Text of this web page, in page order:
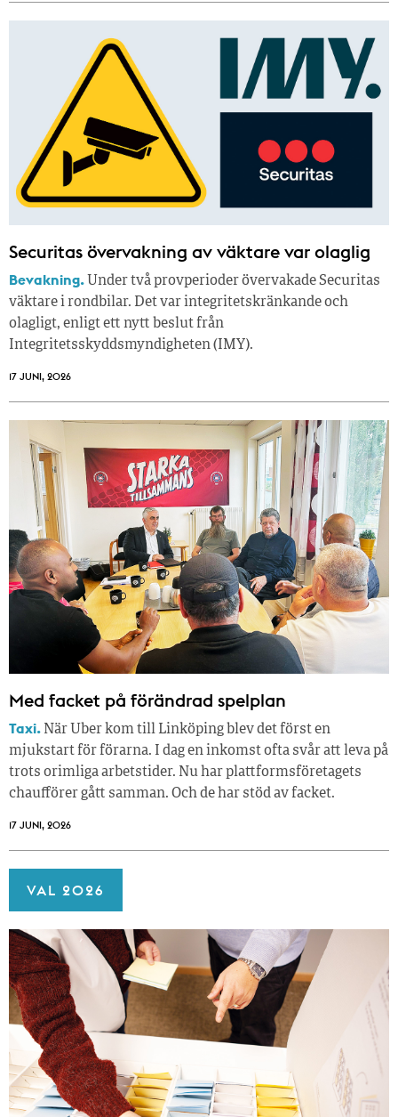
Securitas övervakning av väktare var olaglig
Bevakning. Under två provperioder övervakade Securitas
väktare i rondbilar. Det var integritetskränkande och
olagligt, enligt ett nytt beslut från
Integritetsskyddsmyndigheten (IMY).
17 JUNI, 2026
Med facket på förändrad spelplan
Taxi. När Uber kom till Linköping blev det först en
mjukstart för förarna. I dag en inkomst ofta svår att leva på
trots orimliga arbetstider. Nu har plattformsföretagets
chaufförer gått samman. Och de har stöd av facket.
17 JUNI, 2026
VAL 2026